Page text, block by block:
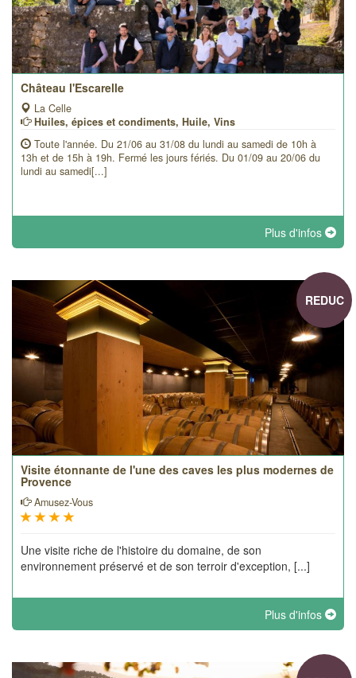
Château l'Escarelle
La Celle
Huiles, épices et condiments, Huile, Vins
Toute l'année. Du 21/06 au 31/08 du lundi au samedi de 10h à
13h et de 15h à 19h. Fermé les jours fériés. Du 01/09 au 20/06 du
lundi au samedi[...]
Plus d'infos
Visite étonnante de l'une des caves les plus modernes de
Provence
Amusez-Vous
Une visite riche de l'histoire du domaine, de son
environnement préservé et de son terroir d'exception, [...]
Plus d'infos
REDUC